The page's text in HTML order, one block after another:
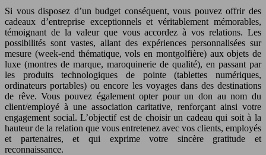
Si vous disposez d’un budget conséquent, vous pouvez offrir des
cadeaux d’entreprise exceptionnels et véritablement mémorables,
témoignant de la valeur que vous accordez à vos relations. Les
possibilités sont vastes, allant des expériences personnalisées sur
mesure (week-end thématique, vols en montgolfière) aux objets de
luxe (montres de marque, maroquinerie de qualité), en passant par
les produits technologiques de pointe (tablettes numériques,
ordinateurs portables) ou encore les voyages dans des destinations
de rêve. Vous pouvez également opter pour un don au nom du
client/employé à une association caritative, renforçant ainsi votre
engagement social. L’objectif est de choisir un cadeau qui soit à la
hauteur de la relation que vous entretenez avec vos clients, employés
et partenaires, et qui exprime votre sincère gratitude et
reconnaissance.